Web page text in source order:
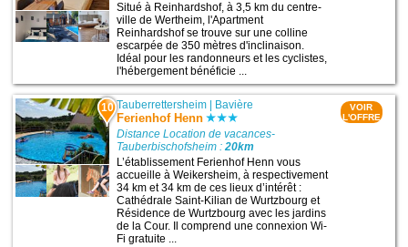
Situé à Reinhardshof, à 3,5 km du centre-
ville de Wertheim, l'Apartment
Reinhardshof se trouve sur une colline
escarpée de 350 mètres d'inclinaison.
Idéal pour les randonneurs et les cyclistes,
l'hébergement bénéficie ...
10 Tauberrettersheim | Bavière
Ferienhof Henn
Distance Location de vacances-
Tauberbischofsheim :20km
L’établissement Ferienhof Henn vous
accueille à Weikersheim, à respectivement
34 km et 34 km de ces lieux d’intérêt :
Cathédrale Saint-Kilian de Wurtzbourg et
Résidence de Wurtzbourg avec les jardins
de la Cour. Il comprend une connexion Wi-
Fi gratuite ...
VOIR
L'OFFRE